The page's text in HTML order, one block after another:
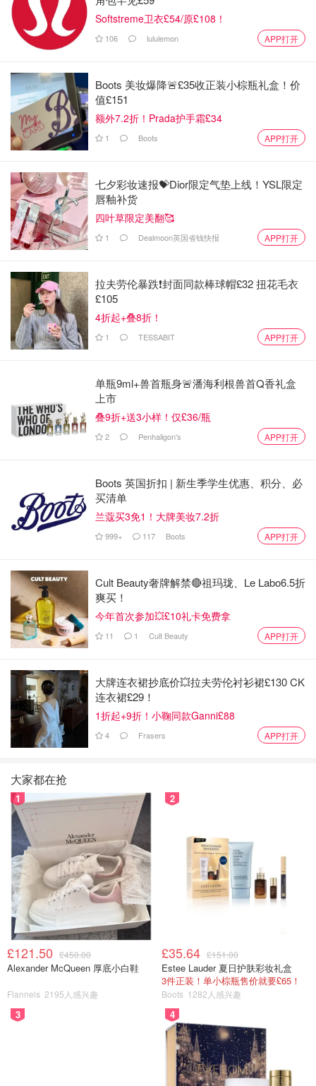
💐Maybelline Super Stay 130
一个橘色的哑光色 好像是新上的系列
（最近又上了ink crayon也很好看蠢蠢欲动！
个人觉得这只在橘色和粉色间中和的很好
值得一提的是这个系列真的非常持久
我出门一天吃了很多东西都还没有掉
(另外ink系列发现了一只宝藏颜色 TF16同款
💐Too Faced- Gingerbread Boy
姜饼男孩很有名的秋冬色
但是浅涂也是可以橘橘女孩了
香气实在是怡人（对不起 太香了
是很好看的橘棕色系 比较有层次感
我会习惯上面再叠加一个偏红的口红会亮一些
同系列的姜饼女孩也是比较深的颜色
Softstreme卫衣£54/原£108！
106 lululemon APP打开
Boots 美妆爆降🚨£35收正装小棕瓶礼盒！价
值£151
额外7.2折！Prada护手霜£34
1 Boots APP打开
七夕彩妆速报💝Dior限定气垫上线！YSL限定
唇釉补货
四叶草限定美翻🥰
1 Dealmoon英国省钱快报 APP打开
拉夫劳伦暴跌❗️封面同款棒球帽£32 扭花毛衣
£105
4折起+叠8折！
1 TESSABIT APP打开
单瓶9ml+兽首瓶身🚨潘海利根兽首Q香礼盒
上市
叠9折+送3小样！仅£36/瓶
2 Penhaligon's APP打开
Boots 英国折扣 | 新生季学生优惠、积分、必
买清单
兰蔻买3免1！大牌美妆7.2折
999+ 117 Boots APP打开
Cult Beauty奢牌解禁🔴祖玛珑、Le Labo6.5折
爽买！
今年首次参加💥£10礼卡免费拿
11 1 Cult Beauty APP打开
大牌连衣裙抄底价💥拉夫劳伦衬衫裙£130 CK
连衣裙£29！
1折起+9折！小鞠同款Ganni£88
4 Frasers APP打开
大家都在抢
1
£121.50 £450.00
Alexander McQueen 厚底小白鞋
Flannels 2195人感兴趣
2
£35.64 £151.00
Estee Lauder 夏日护肤彩妆礼盒
3件正装！单小棕瓶售价就要£65！
Boots 1282人感兴趣
3 4